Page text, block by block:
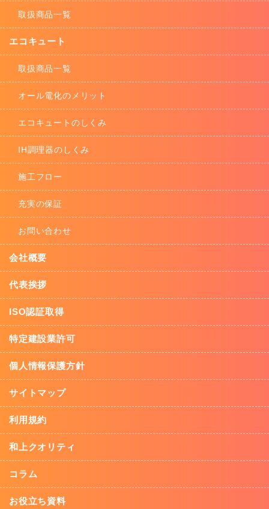
取扱商品一覧
エコキュート
取扱商品一覧
オール電化のメリット
エコキュートのしくみ
IH調理器のしくみ
施工フロー
充実の保証
お問い合わせ
会社概要
代表挨拶
ISO認証取得
特定建設業許可
個人情報保護方針
サイトマップ
利用規約
和上クオリティ
コラム
お役立ち資料